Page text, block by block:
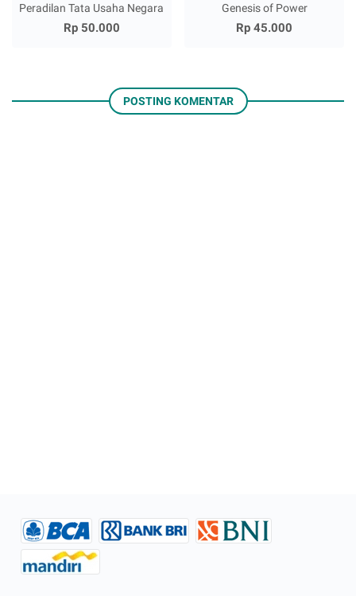
Peradilan Tata Usaha Negara
Rp 50.000
Genesis of Power
Rp 45.000
POSTING KOMENTAR